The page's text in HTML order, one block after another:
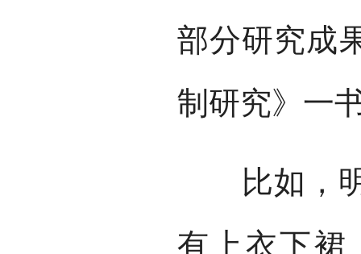
部分研究成
制研究》一
比如，明
有上衣下裙